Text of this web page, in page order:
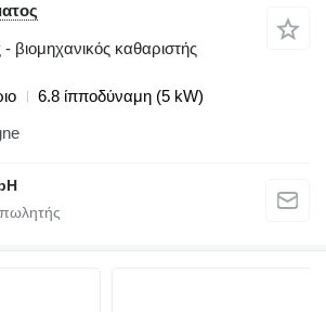
βιομηχανικός καθαριστής
6.8 ίπποδύναμη (5 kW)